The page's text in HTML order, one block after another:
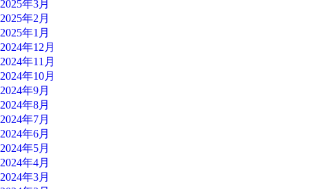
2025年3月
2025年2月
2025年1月
2024年12月
2024年11月
2024年10月
2024年9月
2024年8月
2024年7月
2024年6月
2024年5月
2024年4月
2024年3月